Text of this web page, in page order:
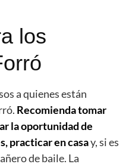
los
a quienes están
Recomienda tomar
la oportunidad de
practicar en casay, si es
de baile. La